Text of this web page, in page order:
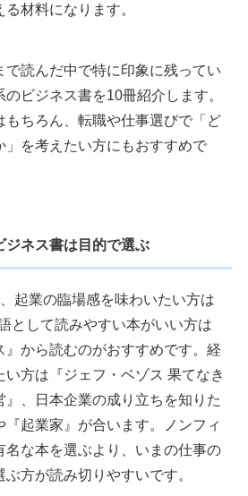
材料になります。
で読んだ中で特に印象に残ってい
ビジネス書を10冊紹介します。
もちろん、転職や仕事選びで「ど
」を考えたい方にもおすすめで
ジネス書は目的で選ぶ
起業の臨場感を味わいたい方は
として読みやすい本がいい方は
』から読むのがおすすめです。経
方は『ジェフ・ベゾス 果てなき
』、日本企業の成り立ちを知りた
『起業家』が合います。ノンフィ
名な本を選ぶより、いまの仕事の
方が読み切りやすいです。